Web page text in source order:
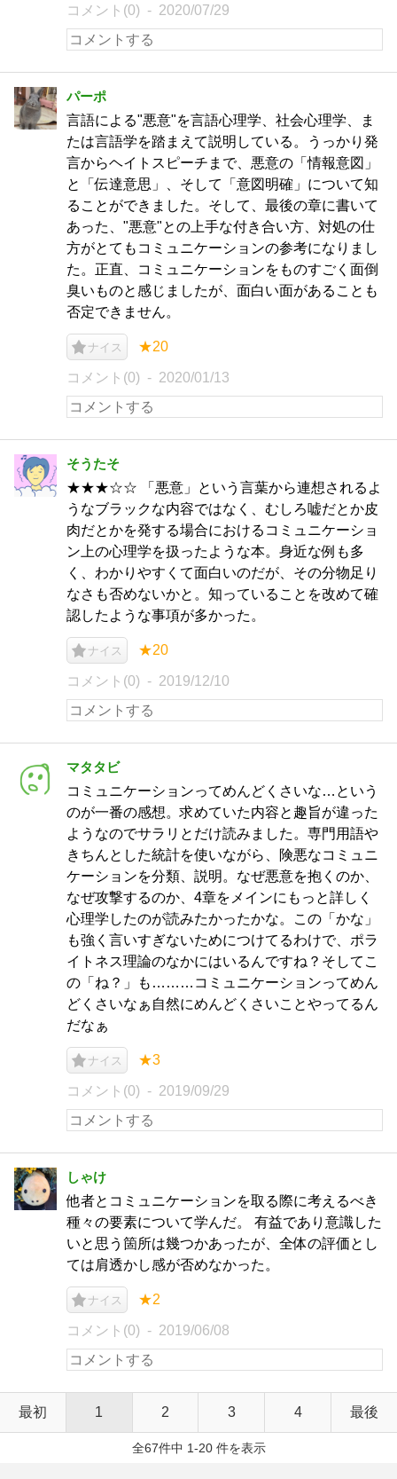
コメント(0) 2020/07/29
パーポ
言語による"悪意"を言語心理学、社会心理学、ま
たは言語学を踏まえて説明している。うっかり発
言からヘイトスピーチまで、悪意の「情報意図」
と「伝達意思」、そして「意図明確」について知
ることができました。そして、最後の章に書いて
あった、"悪意"との上手な付き合い方、対処の仕
方がとてもコミュニケーションの参考になりまし
た。正直、コミュニケーションをものすごく面倒
臭いものと感じましたが、面白い面があることも
否定できません。
ナイス ★20
コメント(0) 2020/01/13
そうたそ
★★★☆☆ 「悪意」という言葉から連想されるよ
うなブラックな内容ではなく、むしろ嘘だとか皮
肉だとかを発する場合におけるコミュニケーショ
ン上の心理学を扱ったような本。身近な例も多
く、わかりやすくて面白いのだが、その分物足り
なさも否めないかと。知っていることを改めて確
認したような事項が多かった。
ナイス ★20
コメント(0) 2019/12/10
マタタビ
コミュニケーションってめんどくさいな…という
のが一番の感想。求めていた内容と趣旨が違った
ようなのでサラリとだけ読みました。専門用語や
きちんとした統計を使いながら、険悪なコミュニ
ケーションを分類、説明。なぜ悪意を抱くのか、
なぜ攻撃するのか、4章をメインにもっと詳しく
心理学したのが読みたかったかな。この「かな」
も強く言いすぎないためにつけてるわけで、ポラ
イトネス理論のなかにはいるんですね？そしてこ
の「ね？」も………コミュニケーションってめん
どくさいなぁ自然にめんどくさいことやってるん
だなぁ
ナイス ★3
コメント(0) 2019/09/29
しゃけ
他者とコミュニケーションを取る際に考えるべき
種々の要素について学んだ。 有益であり意識した
いと思う箇所は幾つかあったが、全体の評価とし
ては肩透かし感が否めなかった。
ナイス ★2
コメント(0) 2019/06/08
最初 1 2 3 4 最後
全67件中 1-20 件を表示